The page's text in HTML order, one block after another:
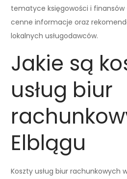
tematyce księgowości i
cenne informacje oraz
lokalnych usługodawców.
Jakie są
usług biur
Elblągu
Koszty usług biur rachunkowych